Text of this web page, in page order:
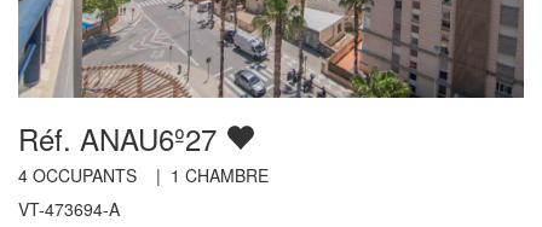
Réf. ANAU6º27
4 OCCUPANTS | 1 CHAMBRE
VT-473694-A